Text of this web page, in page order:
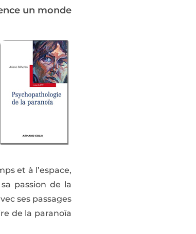
un monde
et à l’espace,
passion de la
ses passages
de la paranoïa